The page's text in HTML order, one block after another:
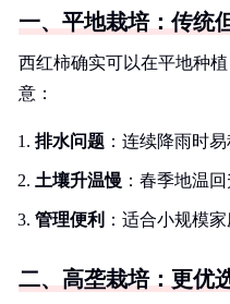
一、平地栽培：传统
西红柿确实可以在平地种
意：
排水问题 ：连续降雨时
土壤升温慢 ：春季地温
管理便利 ：适合小规模
二、高垄栽培：更优